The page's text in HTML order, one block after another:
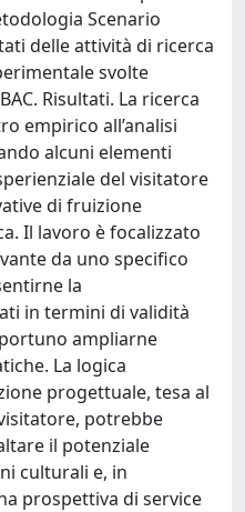
Scenario
delle attività di ricerca
svolte
Risultati. La ricerca
empirico all’analisi
alcuni elementi
del visitatore
di fruizione
Il lavoro è focalizzato
da uno specifico
la
in termini di validità
ampliarne
La logica
progettuale, tesa al
potrebbe
il potenziale
culturali e, in
prospettiva di service